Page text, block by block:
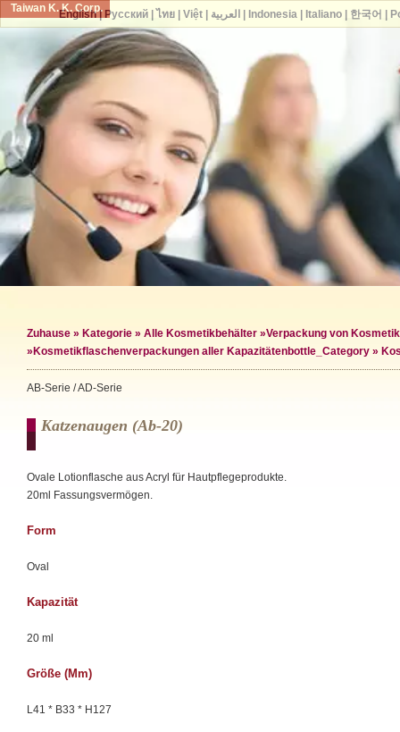
Taiwan K. K. Corp.
Zuhause » Kategorie » Alle Kosmetikbehälter »Verpackung von
» Kosmetikflaschenverpackungen aller Kapazitätenbottle_Category »
AB-Serie / AD-Serie
Katzenaugen (ab-20)
Ovale Lotionflasche aus Acryl für Hautpflegeprodukte.
20ml Fassungsvermögen.
Form
Oval
Kapazität
20 ml
Größe (mm)
L41 * B33 * H127
English| Русский| ไทย| Việt| العربية Indonesia| Italiano| 한국어